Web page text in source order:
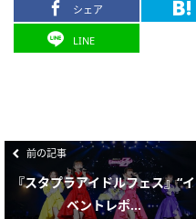
シェア
LINE
前の記事
『スタプラアイドルフェス』“イ
ベントレポ...